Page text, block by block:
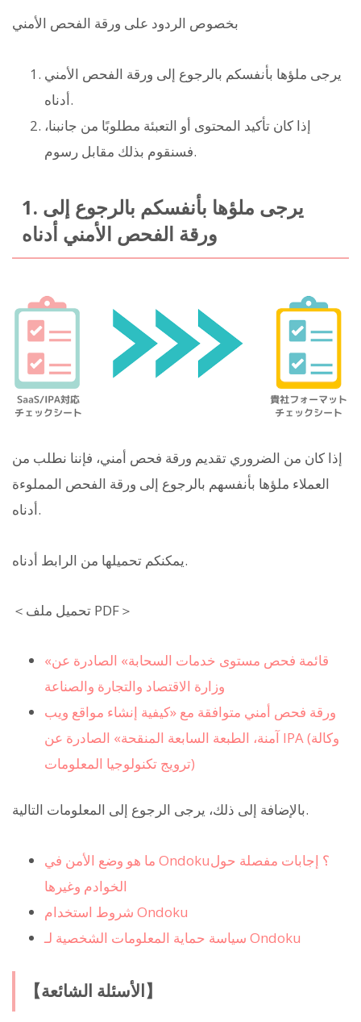
بخصوص الردود على ورقة الفحص الأمني
يرجى ملؤها بأنفسكم بالرجوع إلى ورقة الفحص الأمني
أدناه.
إذا كان تأكيد المحتوى أو التعبئة مطلوبًا من جانبنا،
فسنقوم بذلك مقابل رسوم.
1. يرجى ملؤها بأنفسكم بالرجوع إلى
ورقة الفحص الأمني أدناه
إذا كان من الضروري تقديم ورقة فحص أمني، فإننا نطلب من
العملاء ملؤها بأنفسهم بالرجوع إلى ورقة الفحص المملوءة
أدناه.
يمكنكم تحميلها من الرابط أدناه.
＜تحميل ملف PDF＞
«قائمة فحص مستوى خدمات السحابة» الصادرة عن
وزارة الاقتصاد والتجارة والصناعة
ورقة فحص أمني متوافقة مع «كيفية إنشاء مواقع ويب
آمنة، الطبعة السابعة المنقحة» الصادرة عن IPA (وكالة
ترويج تكنولوجيا المعلومات)
بالإضافة إلى ذلك، يرجى الرجوع إلى المعلومات التالية.
ما هو وضع الأمن في Ondoku؟ إجابات مفصلة حول
الخوادم وغيرها
شروط استخدام Ondoku
سياسة حماية المعلومات الشخصية لـ Ondoku
【الأسئلة الشائعة】